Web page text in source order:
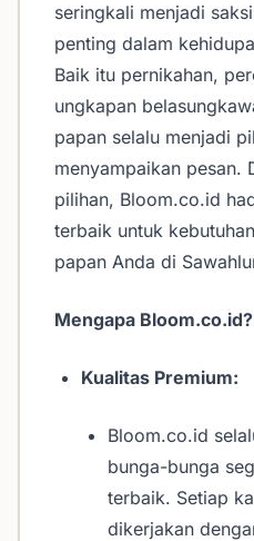
seringkali menjadi
penting dalam
Baik itu pernikahan,
ungkapan
papan selalu menjadi
menyampaikan pesan.
pilihan, Bloom.co.id
terbaik untuk
papan Anda di
Mengapa Bloom.co.id?
Kualitas Premium:
Bloom.co.id
bunga-bunga
terbaik. Setiap
dikerjakan